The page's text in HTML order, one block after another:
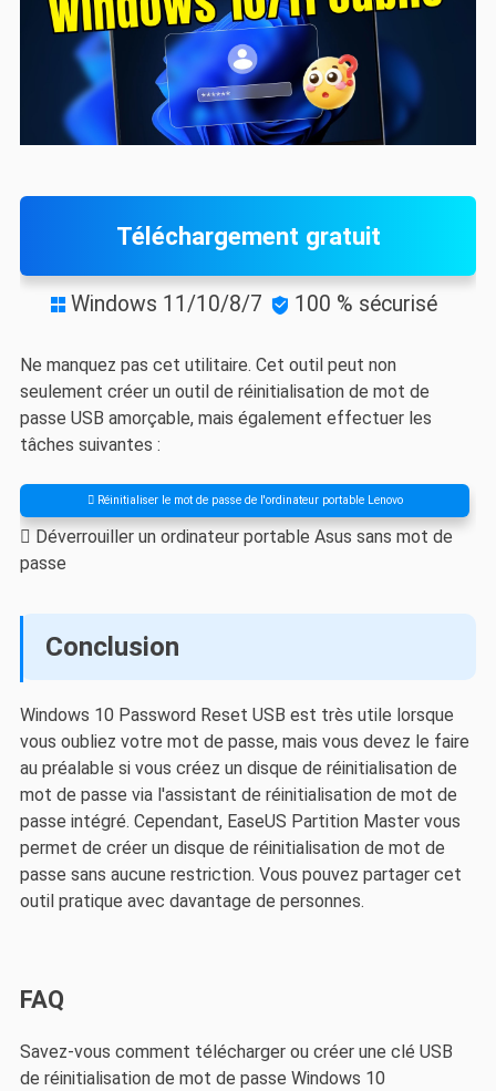
Téléchargement gratuit
 Windows 11/10/8/7  100 % sécurisé
Ne manquez pas cet utilitaire. Cet outil peut non
seulement créer un outil de réinitialisation de mot de
passe USB amorçable, mais également effectuer les
tâches suivantes :
 Réinitialiser le mot de passe de l'ordinateur portable Lenovo
 Déverrouiller un ordinateur portable Asus sans mot de
passe
Conclusion
Windows 10 Password Reset USB est très utile lorsque
vous oubliez votre mot de passe, mais vous devez le faire
au préalable si vous créez un disque de réinitialisation de
mot de passe via l'assistant de réinitialisation de mot de
passe intégré. Cependant, EaseUS Partition Master vous
permet de créer un disque de réinitialisation de mot de
passe sans aucune restriction. Vous pouvez partager cet
outil pratique avec davantage de personnes.
FAQ
Savez-vous comment télécharger ou créer une clé USB
de réinitialisation de mot de passe Windows 10